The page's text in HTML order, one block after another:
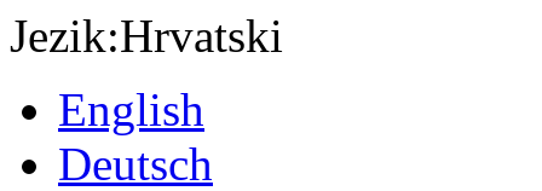
Jezik:Hrvatski
English
Deutsch